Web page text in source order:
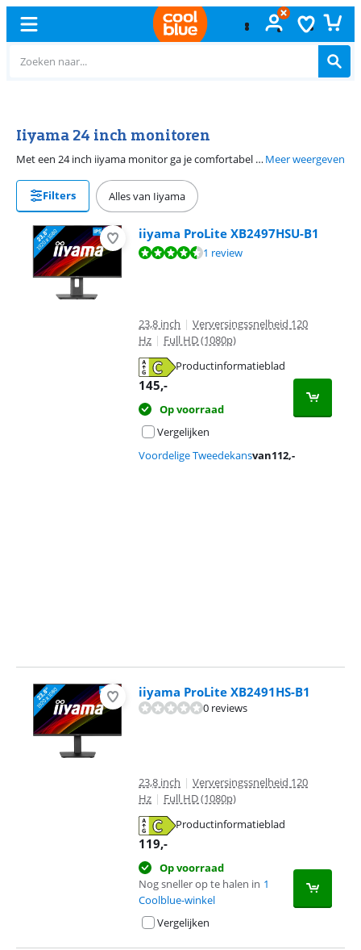
Iiyama 24 inch monitoren
Met een 24 inch iiyama monitor ga je comfortabel aan de slag met je werkdag of gaming marathon. Je hebt genoeg ruimte voor je dagelijkse werkzaamheden in tekstdocumenten, spreadsheets en bewerkingsprogramma's. Daarnaast neemt de monitor niet teveel ruimte in en blijft je bureau netjes geordend. Wil je meer schermruimte? Plaats dan 2 24 inch iiyama beeldschermen naast elkaar en verdubbel je overzicht. Voor gaming kijk je naar de iiyama Red Eagle of Black Hawk 24 inch monitoren. Deze bieden een hoge 165hz verversingssnelheid voor vloeiende gameplay, zelfs in de meest veeleisende situaties.Meer weergeven
Filters Alles van Iiyama
iiyama ProLite XB2497HSU-B1
Beoordeling is 9,2 van de 10, gebaseerd op 1 review.
1 review
23,8 inch | Verversingssnelheid 120
Hz | Full HD (1080p)
Productinformatieblad
145,-
Op voorraad
Vergelijken
Voordelige Tweedekansvan112,-
iiyama ProLite XB2491HS-B1
0 reviews
23,8 inch | Verversingssnelheid 120
Hz | Full HD (1080p)
Productinformatieblad
119,-
Op voorraad
Nog sneller op te halen in 1
Coolblue-winkel
Vergelijken